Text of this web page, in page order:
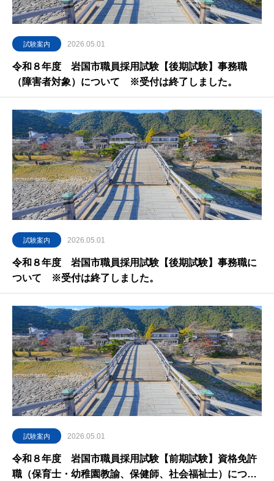
試験案内 2026.05.01
令和８年度 岩国市職員採用試験【後期試験】事務職
（障害者対象）について ※受付は終了しました。
試験案内 2026.05.01
令和８年度 岩国市職員採用試験【後期試験】事務職に
ついて ※受付は終了しました。
試験案内 2026.05.01
令和８年度 岩国市職員採用試験【前期試験】資格免許
職（保育士・幼稚園教諭、保健師、社会福祉士）につい